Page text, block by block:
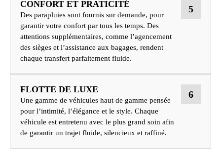
CONFORT ET PRATICITÉ
Des parapluies sont fournis sur demande, pour
garantir votre confort par tous les temps. Des
attentions supplémentaires, comme l’agencement
des sièges et l’assistance aux bagages, rendent
chaque transfert parfaitement fluide.
5
FLOTTE DE LUXE
Une gamme de véhicules haut de gamme pensée
pour l’intimité, l’élégance et le style. Chaque
véhicule est entretenu avec le plus grand soin afin
de garantir un trajet fluide, silencieux et raffiné.
6